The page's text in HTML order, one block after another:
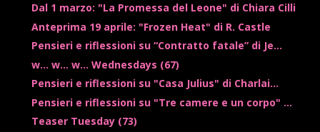
Dal 1 marzo: "La Promessa del Leone" di Chiara Cilli
Anteprima 19 aprile: "Frozen Heat" di R. Castle
Pensieri e riflessioni su “Contratto fatale” di Je...
w... w... w... Wednesdays (67)
Pensieri e riflessioni su "Casa Julius" di Charlai...
Pensieri e riflessioni su "Tre camere e un corpo" ...
Teaser Tuesday (73)